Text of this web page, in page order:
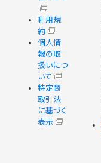
利用規
約
個人情
報の取
扱いにつ
いて
特定商
取引法
に基づく
表示